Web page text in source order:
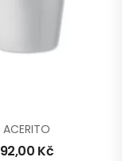
ACERITO
92,00 Kč